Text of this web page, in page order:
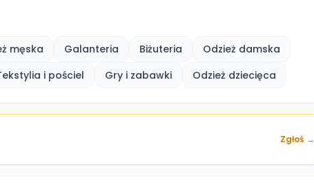
męska Galanteria Biżuteria
Odzież damska
i pościel Gry i zabawki Odzież dziecięca
Zgłoś →